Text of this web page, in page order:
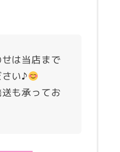
は当店まで
い♪
も承ってお